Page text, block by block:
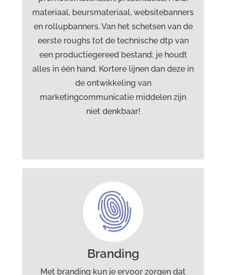
materiaal, beursmateriaal, websitebanners
en rollupbanners. Van het schetsen van de
eerste roughs tot de technische dtp van
een productiegereed bestand; je houdt
alles in één hand. Kortere lijnen dan deze in
de ontwikkeling van
marketingcommunicatie middelen zijn
niet denkbaar!
Branding
Met branding kun je ervoor zorgen dat
Diensten Drost advies &
creatie
Grafisch ontwerp
Webdesign
Marketingcommunicatie
Branding